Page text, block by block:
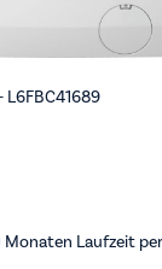
L6FBC41689
Monaten Laufzeit